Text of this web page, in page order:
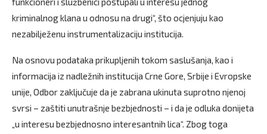
kriminalnog klana u odnosu na drugi“, što ocjenjuju kao
nezabilježenu instrumentalizaciju institucija.
Na osnovu podataka prikupljenih tokom saslušanja, kao i
informacija iz nadležnih institucija Crne Gore, Srbije i Evropske
unije, Odbor zaključuje da je zabrana ukinuta suprotno njenoj
svrsi – zaštiti unutrašnje bezbjednosti – i da je odluka donijeta
„u interesu bezbjednosno interesantnih lica“. Zbog toga